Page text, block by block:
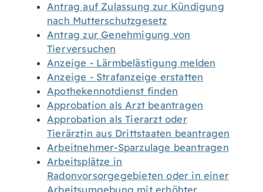
Antrag auf Zulassung zur Kündigung
nach Mutterschutzgesetz
Antrag zur Genehmigung von
Tierversuchen
Anzeige - Lärmbelästigung melden
Anzeige - Strafanzeige erstatten
Apothekennotdienst finden
Approbation als Arzt beantragen
Approbation als Tierarzt oder
Tierärztin aus Drittstaaten beantragen
Arbeitnehmer-Sparzulage beantragen
Arbeitsplätze in
Radonvorsorgegebieten oder in einer
Arbeitsumgebung mit erhöhter